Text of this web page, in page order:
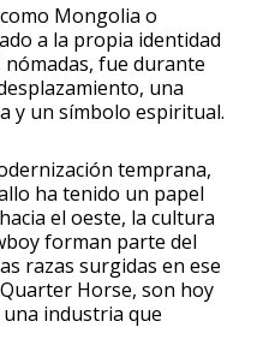
Mongolia o
a la propia identidad
fue durante
una
y un símbolo espiritual.
temprana,
ha tenido un papel
el oeste, la cultura
forman parte del
razas surgidas en ese
Horse, son hoy
industria que